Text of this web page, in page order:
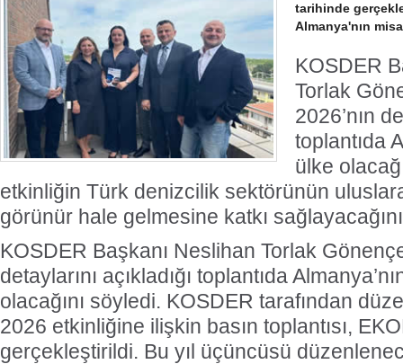
tarihinde
Almanya'nın
KOSDER
Torlak
2026’nın
toplantıda
ülke
etkinliğin Türk denizcilik sektörünün
görünür hale gelmesine katkı
KOSDER Başkanı Neslihan Torlak
detaylarını açıkladığı toplantıda
olacağını söyledi. KOSDER tarafından
2026 etkinliğine ilişkin basın toplantısı,
gerçekleştirildi. Bu yıl üçüncüsü